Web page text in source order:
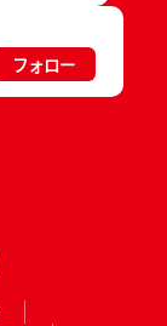
フォロー